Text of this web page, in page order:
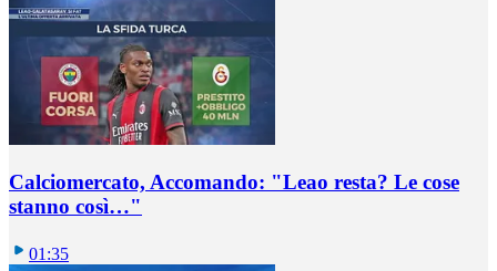
Calciomercato, Accomando: "Leao resta? Le cose
stanno così…"
01:35